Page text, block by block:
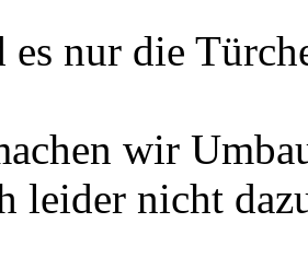
nur die
wir
leider nicht